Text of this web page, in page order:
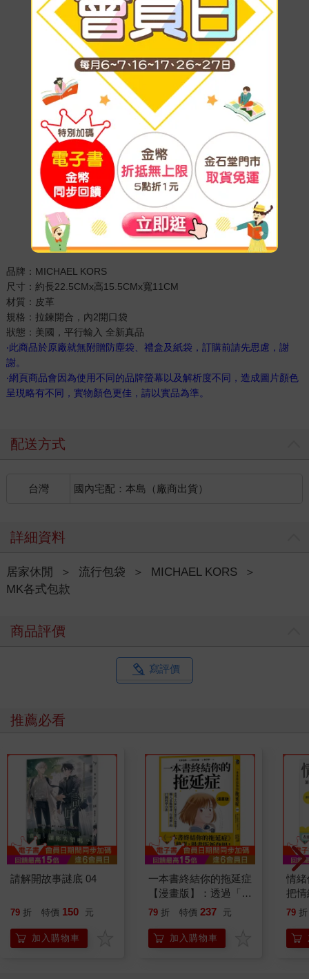
品牌：MICHAEL KORS
尺寸：約長22.5CMx高15.5CMx寬11CM
材質：皮革
規格：拉鍊開合，內2開口袋
狀態：美國，平行輸入 全新真品
‧此商品於原廠就無附贈防塵袋、禮盒及紙袋，訂購前請先思慮，謝
謝。
‧網頁商品會因為使用不同的品牌螢幕以及解析度不同，造成圖片顏色
呈現略有不同，實物顏色更佳，請以實品為準。
配送方式
台灣 國內宅配：本島（廠商出貨）
詳細資料
居家休閒 ＞ 流行包袋 ＞ MICHAEL KORS
＞
MK各式包款
商品評價
寫評價
推薦必看
請解開故事謎底 04
79 折 特價 150 元
加入購物車
一本書終結你的拖延症
【漫畫版】：透過「小
行動」打開大腦的行動
「行動派」的37個科
學方法
79 折 特價 237 元
加入購物車
情
把
誰
79 折